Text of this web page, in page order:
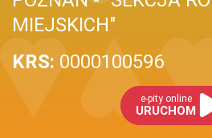
MIEJSKICH"
KRS: 0000100596
e-pity online
URUCHOM